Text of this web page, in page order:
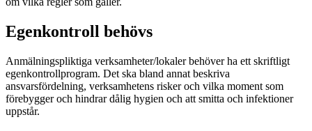
Egenkontroll behövs
Anmälningspliktiga verksamheter/lokaler behöver ha ett skriftligt
egenkontrollprogram. Det ska bland annat beskriva
ansvarsfördelning, verksamhetens risker och vilka moment som
förebygger och hindrar dålig hygien och att smitta och infektioner
uppstår.